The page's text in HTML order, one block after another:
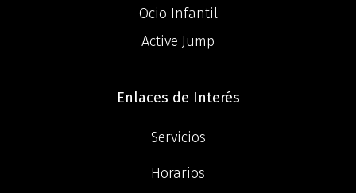
Ocio Infantil
Active Jump
Enlaces de Interés
Servicios
Horarios